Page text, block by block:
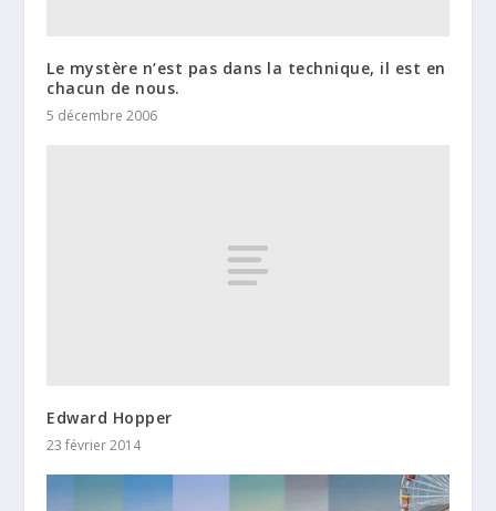
Le mystère n’est pas dans la technique, il est en
chacun de nous.
5 décembre 2006
Edward Hopper
23 février 2014